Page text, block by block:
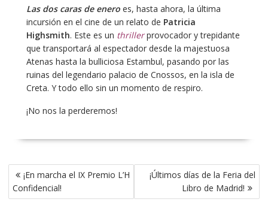
Las dos caras de enero es, hasta ahora, la última
incursión en el cine de un relato de Patricia
Highsmith. Este es un thrillerprovocador y trepidante
que transportará al espectador desde la majestuosa
Atenas hasta la bulliciosa Estambul, pasando por las
ruinas del legendario palacio de Cnossos, en la isla de
Creta. Y todo ello sin un momento de respiro.
¡No nos la perderemos!
Navegación
de
entradas
¡En marcha el IX Premio L’H
Confidencial!
¡Últimos días de la Feria del
Libro de Madrid!